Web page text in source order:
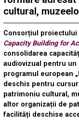
cultural,
Consorțiul proiectului
Capacity Building for
consolidarea
audiovizual pentru
programul european
deschis pentru
patrimoniu cultural,
altor organizații de
facilități deschise